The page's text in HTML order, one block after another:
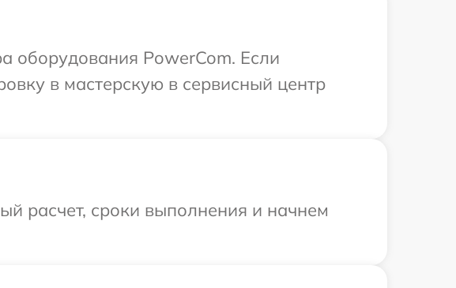
оборудования PowerCom. Если
в мастерскую в сервисный центр
расчет, сроки выполнения и начнем